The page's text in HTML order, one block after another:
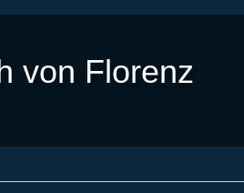
von Florenz